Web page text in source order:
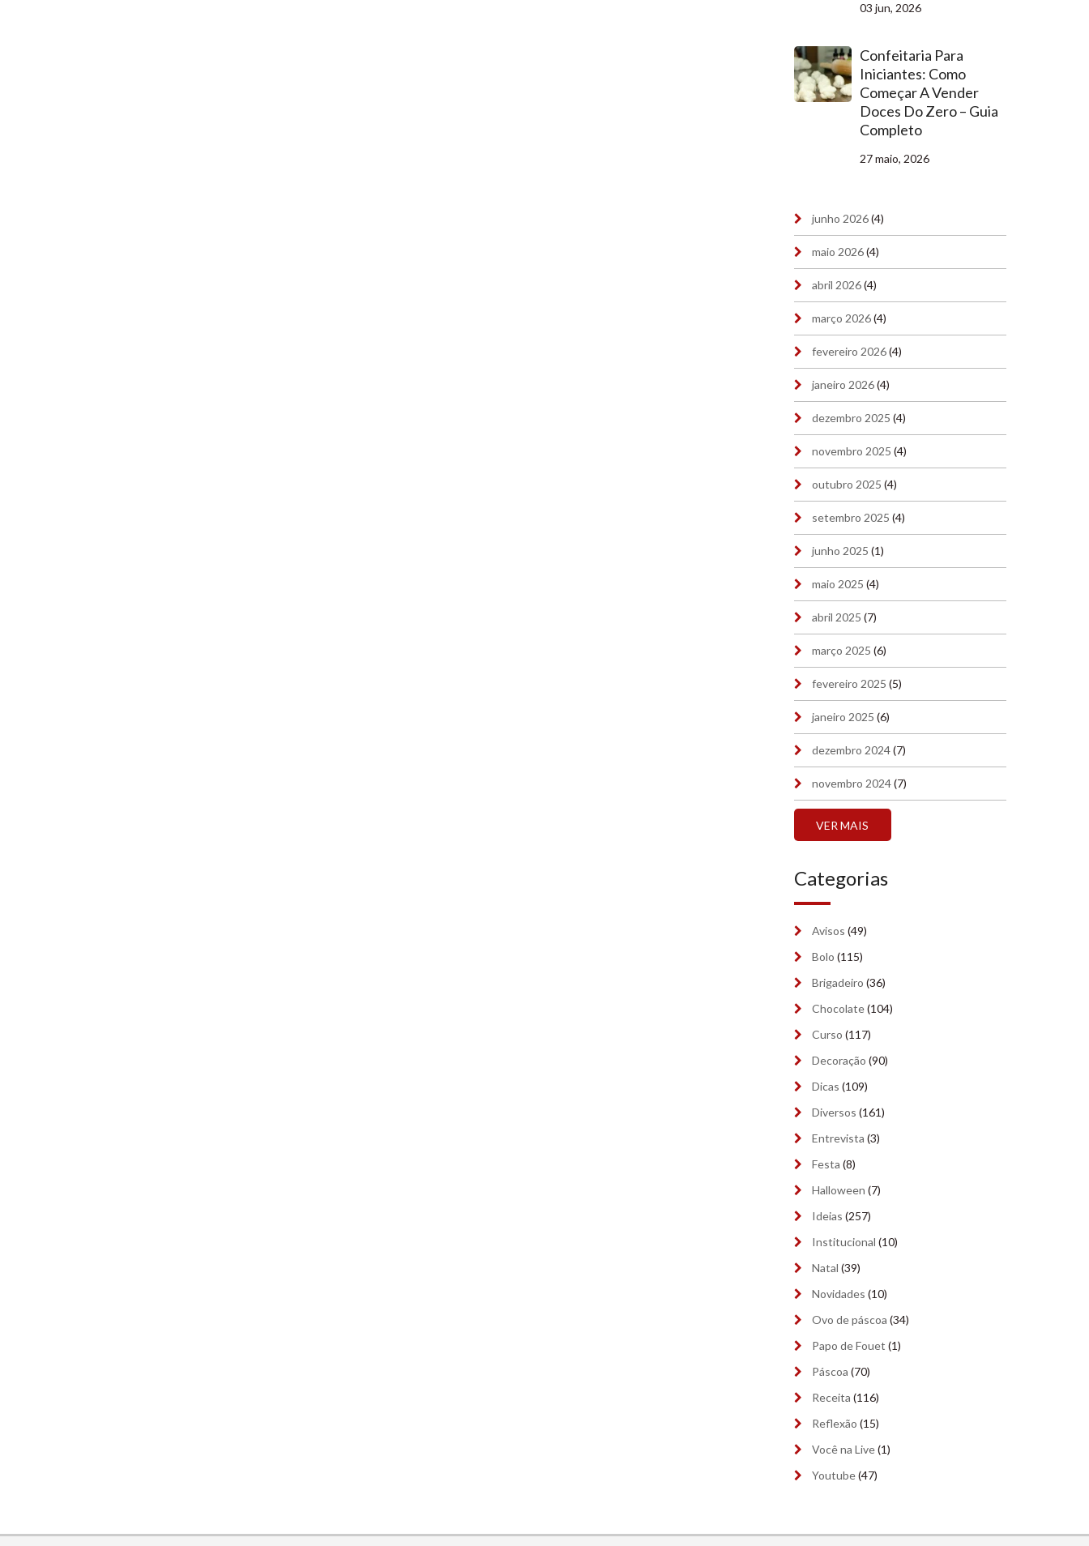
03 jun, 2026
Confeitaria Para
Iniciantes: Como
Começar A Vender
Doces Do Zero – Guia
Completo
27 maio, 2026
junho 2026(4)
maio 2026(4)
abril 2026(4)
março 2026(4)
fevereiro 2026(4)
janeiro 2026(4)
dezembro 2025 (4)
novembro 2025 (4)
outubro 2025 (4)
setembro 2025 (4)
junho 2025 (1)
maio 2025 (4)
abril 2025 (7)
março 2025 (6)
fevereiro 2025 (5)
janeiro 2025 (6)
dezembro 2024(7)
novembro 2024(7)
(7)
agosto 2024(2)
junho 2024
maio 2024 (7)
abril 2024(9)
fevereiro 2024
janeiro 2024(9)
dezembro 2023
outubro 2023
setembro 2023(9)
julho 2023
junho 2023(9)
maio 2023 (9)
março 2023(9)
fevereiro 2023
VER MAIS
Categorias
Avisos (49)
Bolo (115)
Brigadeiro (36)
Chocolate(104)
Curso (117)
Decoração (90)
Dicas (109)
Diversos (161)
Entrevista (3)
Festa (8)
Halloween (7)
Ideias (257)
Institucional (10)
Natal (39)
Novidades (10)
Ovo de páscoa (34)
Papo de Fouet (1)
Páscoa (70)
Receita (116)
Reflexão (15)
Você na Live(1)
Youtube(47)